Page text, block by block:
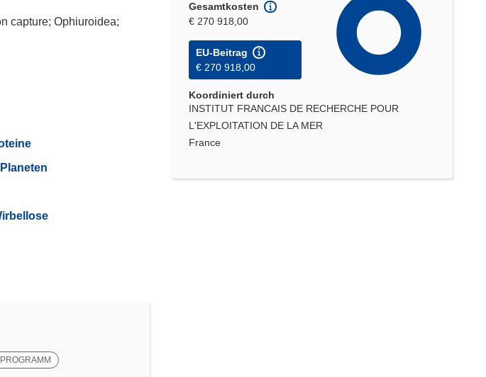
Gesamtkosten
€ 270 918,00
EU-Beitrag
€ 270 918,00
Koordiniert durch
INSTITUT FRANCAIS DE RECHERCHE POUR
L'EXPLOITATION DE LA MER
France
capture; Ophiuroidea;
Planeten